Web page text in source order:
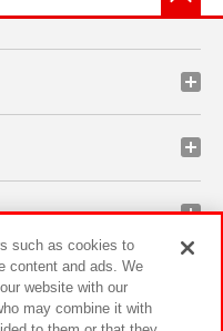
such as cookies to
content and ads. We
website with our
may combine it with